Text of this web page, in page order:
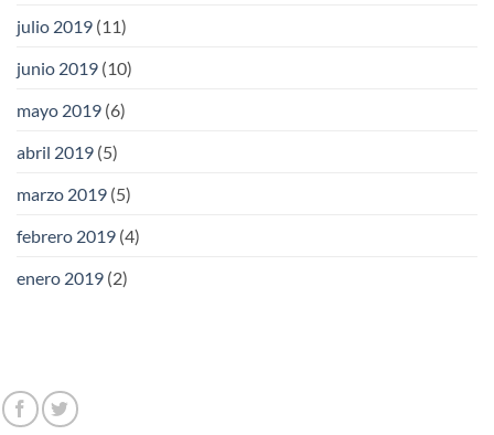
julio 2019 (11)
junio 2019 (10)
mayo 2019 (6)
abril 2019 (5)
marzo 2019 (5)
febrero 2019 (4)
enero 2019 (2)